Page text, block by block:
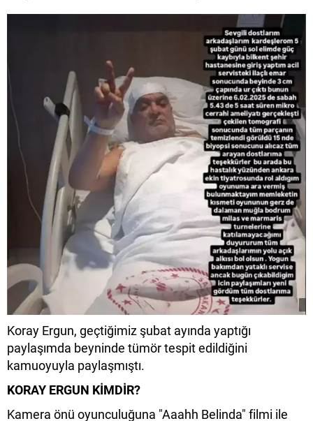
Koray Ergun, geçtiğimiz şubat ayında yaptığı
paylaşımda beyninde tümör tespit edildiğini
kamuoyuyla paylaşmıştı.
KORAY ERGUN KİMDİR?
Kamera önü oyunculuğuna "Aaahh Belinda" filmi ile